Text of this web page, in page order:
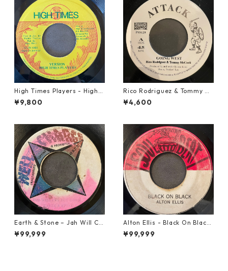
High Times Players - High T
imes Theme【7-21926】
¥9,800
Rico Rodriguez & Tommy Mc
Cook - Going West【7-2198
3】
¥4,600
Earth & Stone – Jah Will Cu
t You Down【7-21914】
¥99,999
Alton Ellis - Black On Black
【7-21982】
¥99,999